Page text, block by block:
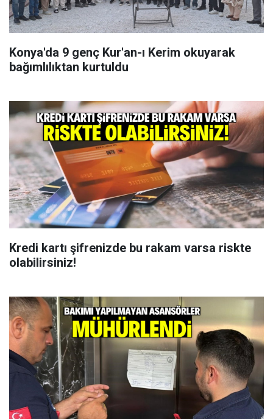
Konya'da 9 genç Kur'an-ı Kerim okuyarak
bağımlılıktan kurtuldu
Kredi kartı şifrenizde bu rakam varsa riskte
olabilirsiniz!